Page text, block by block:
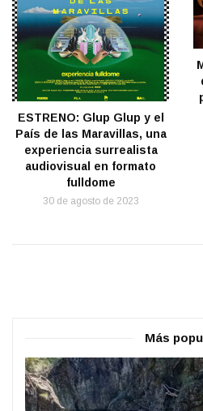
ESTRENO: Glup Glup y el
País de las Maravillas, una
experiencia surrealista
audiovisual en formato
fulldome
30 de agosto de 2023
Más